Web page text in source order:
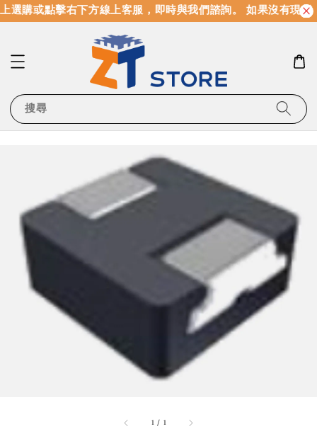
選購或點擊右下方線上客服，即時與我們諮詢。 如果沒有現貨
搜尋
1 / 1